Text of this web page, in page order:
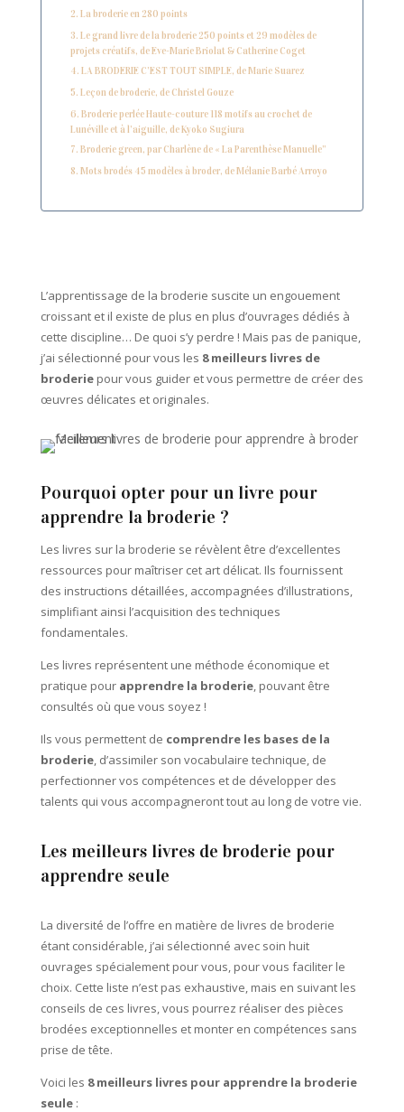
2. La broderie en 280 points
3. Le grand livre de la broderie 250 points et 29 modèles de
projets créatifs, de Eve-Marie Briolat & Catherine Coget
4. LA BRODERIE C’EST TOUT SIMPLE, de Marie Suarez
5. Leçon de broderie, de Christel Gouze
6. Broderie perlée Haute-couture 118 motifs au crochet de
Lunéville et à l’aiguille, de Kyoko Sugiura
7. Broderie green, par Charlène de « La Parenthèse Manuelle”
8. Mots brodés 45 modèles à broder, de Mélanie Barbé Arroyo
L’apprentissage de la broderie suscite un engouement
croissant et il existe de plus en plus d’ouvrages dédiés à
cette discipline… De quoi s’y perdre ! Mais pas de panique,
j’ai sélectionné pour vous les 8 meilleurs livres de
broderiepour vous guider et vous permettre de créer des
œuvres délicates et originales.
Pourquoi opter pour un livre pour
apprendre la broderie ?
Les livres sur la broderie se révèlent être d’excellentes
ressources pour maîtriser cet art délicat. Ils fournissent
des instructions détaillées, accompagnées d’illustrations,
simplifiant ainsi l’acquisition des techniques
fondamentales.
Les livres représentent une méthode économique et
pratique pour apprendre la broderie, pouvant être
consultés où que vous soyez !
Ils vous permettent de comprendre les bases de la
broderie, d’assimiler son vocabulaire technique, de
perfectionner vos compétences et de développer des
talents qui vous accompagneront tout au long de votre vie.
Les meilleurs livres de broderie pour
apprendre seule
La diversité de l’offre en matière de livres de broderie
étant considérable, j’ai sélectionné avec soin huit
ouvrages spécialement pour vous, pour vous faciliter le
choix. Cette liste n’est pas exhaustive, mais en suivant les
conseils de ces livres, vous pourrez réaliser des pièces
brodées exceptionnelles et monter en compétences sans
prise de tête.
Voici les 8 meilleurs livres pour apprendre la broderie
seule: